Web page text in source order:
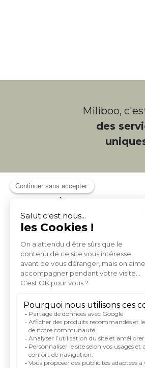
Miliboo,
des
À PROPOS DE
Qui sommes nous et nos
Moyens de paiement
Livraison
Conditions générales de
Politique de protection
Conditions générales
Droits informatique et
Carte de fidelite et
Rejoignez-nous
Index égalité femme